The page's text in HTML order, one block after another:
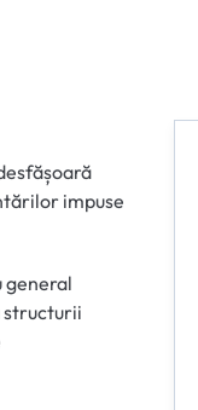
impuse
general
structurii